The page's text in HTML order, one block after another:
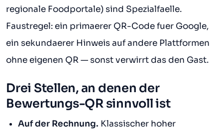
regionale Foodportale) sind Spezialfaelle.
Faustregel: ein primaerer QR-Code fuer Google,
ein sekundaerer Hinweis auf andere Plattformen
ohne eigenen QR — sonst verwirrt das den Gast.
Drei Stellen, an denen der
Bewertungs-QR sinnvoll ist
Auf der Rechnung. Klassischer hoher